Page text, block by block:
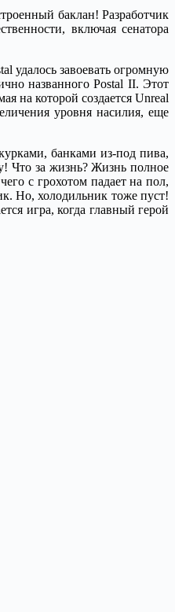
баклан! Разработчик
включая сенатора
удалось завоевать огромную
названного Postal II. Этот
на которой создается Unreal
уровня насилия, еще
банками из-под пива,
Что за жизнь? Жизнь полное
с грохотом падает на пол,
Но, холодильник тоже пуст!
игра, когда главный герой